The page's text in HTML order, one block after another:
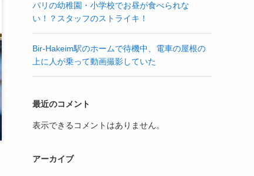
パリの幼稚園・小学校でお昼が食べられな
い！？スタッフのストライキ！
Bir-Hakeim駅のホームで待機中、電車の屋根の
上に人が乗って動画撮影していた
最近のコメント
表示できるコメントはありません。
アーカイブ